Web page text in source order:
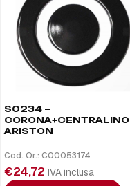
S0234 –
CORONA+CENTRALINO
ARISTON
Cod. Or.: C00053174
€24,72 IVA inclusa